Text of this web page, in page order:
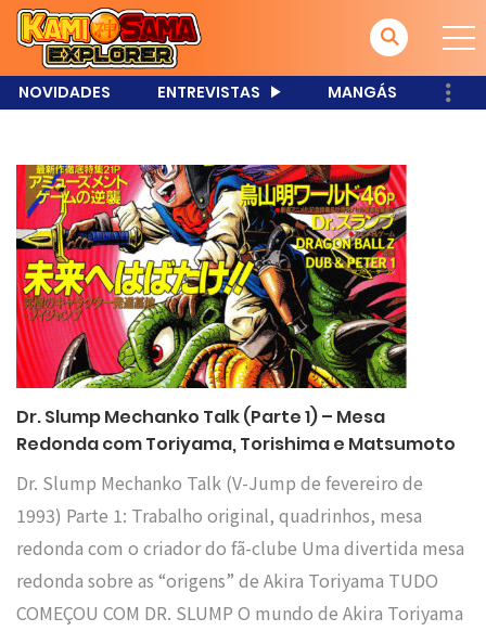
NOVIDADES ENTREVISTAS MANGÁS
Dr. Slump Mechanko Talk (Parte 1) – Mesa
Redonda com Toriyama, Torishima e Matsumoto
Dr. Slump Mechanko Talk (V-Jump de fevereiro de
1993) Parte 1: Trabalho original, quadrinhos, mesa
redonda com o criador do fã-clube Uma divertida mesa
redonda sobre as “origens” de Akira Toriyama TUDO
COMEÇOU COM DR. SLUMP O mundo de Akira Toriyama